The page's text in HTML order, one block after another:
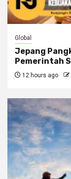
Global
Jepang
Pemerintah
12 hours ago